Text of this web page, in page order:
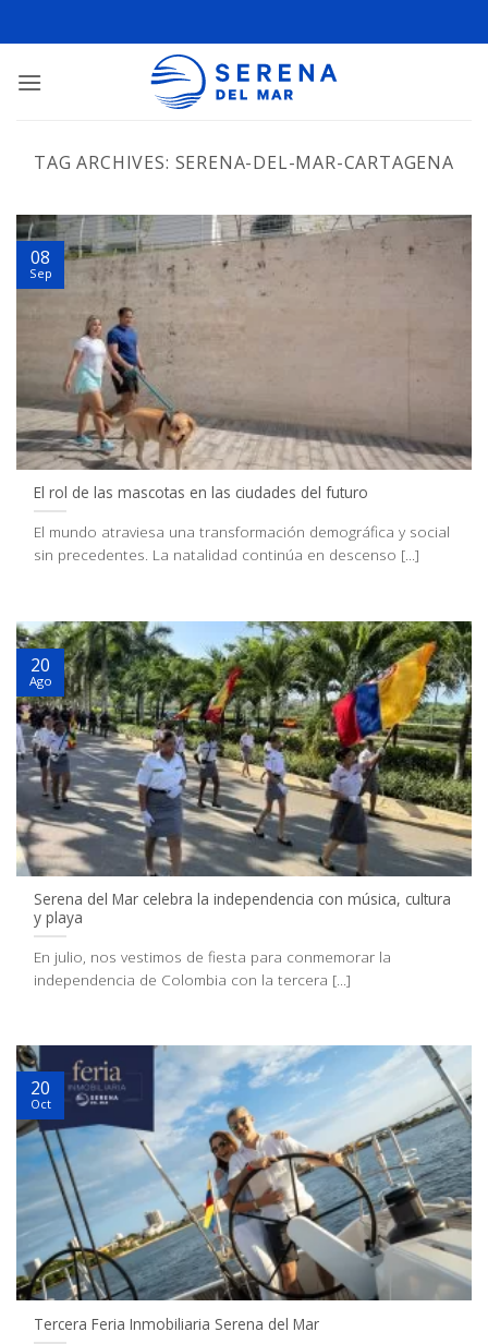
TAG ARCHIVES: SERENA-DEL-MAR-CARTAGENA
El rol de las mascotas en las ciudades del futuro
El mundo atraviesa una transformación demográfica y social
sin precedentes. La natalidad continúa en descenso [...]
08
Sep
Serena del Mar celebra la independencia con música, cultura
y playa
En julio, nos vestimos de fiesta para conmemorar la
independencia de Colombia con la tercera [...]
20
Ago
Tercera Feria Inmobiliaria Serena del Mar
20
Oct